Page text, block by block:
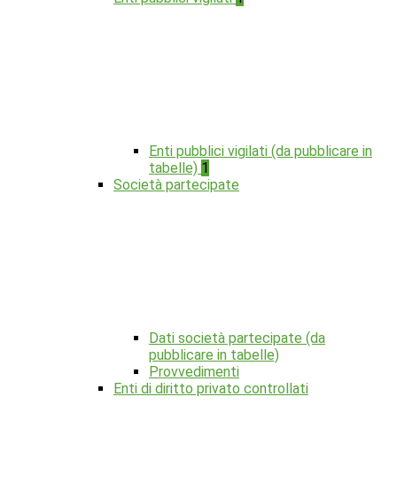
Enti pubblici vigilati (da pubblicare in
tabelle) 1
Società partecipate
Dati società partecipate (da
pubblicare in tabelle)
Provvedimenti
Enti di diritto privato controllati